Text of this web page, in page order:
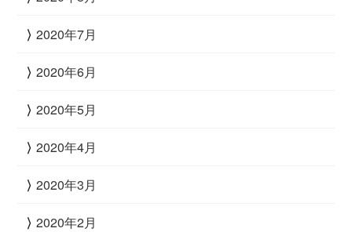
2020年7月
2020年6月
2020年5月
2020年4月
2020年3月
2020年2月